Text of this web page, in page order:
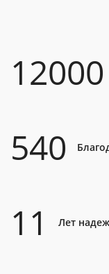
12000
540
11 Лет